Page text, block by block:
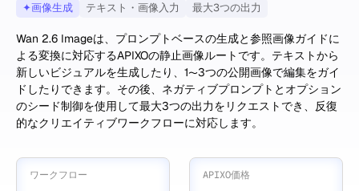
✦画像生成 テキスト・画像入力 最大3つの出力
Wan 2.6 Imageは、プロンプトベースの生成と参照画像ガイドに
よる変換に対応するAPIXOの静止画像ルートです。テキストから
新しいビジュアルを生成したり、1〜3つの公開画像で編集をガイ
ドしたりできます。その後、ネガティブプロンプトとオプション
のシード制御を使用して最大3つの出力をリクエストでき、反復
的なクリエイティブワークフローに対応します。
ワークフロー APIXO価格